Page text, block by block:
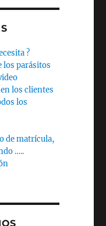
?
los parásitos
los clientes
los
de matrícula,
…..